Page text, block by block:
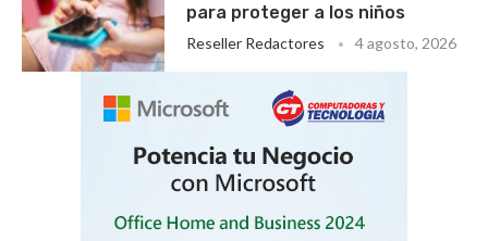
para proteger a los niños
Reseller Redactores 4 agosto, 2026